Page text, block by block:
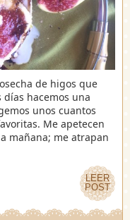
de higos que
días hacemos una
unos cuantos
Me apetecen
mañana; me atrapan
LEER
POST
LEER
POST